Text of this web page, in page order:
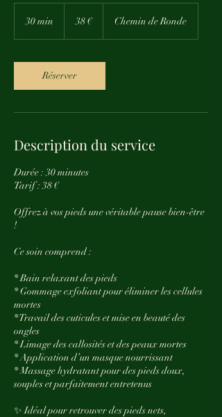
30 min
i
n
38 € Chemin de Ronde
Réserver
Description du service
Durée : 30 minutes
Tarif : 38 €
Offrez à vos pieds une véritable pause bien-être
!
Ce soin comprend :
* Bain relaxant des pieds
* Gommage exfoliant pour éliminer les cellules
mortes
* Travail des cuticules et mise en beauté des
ongles
* Limage des callosités et des peaux mortes
* Application d’un masque nourrissant
* Massage hydratant pour des pieds doux,
souples et parfaitement entretenus
✨ Idéal pour retrouver des pieds nets,